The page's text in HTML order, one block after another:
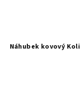
Náhubek kovový